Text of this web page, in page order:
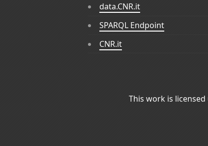
data.CNR.it
SPARQL Endpoint
CNR.it
This work is licensed